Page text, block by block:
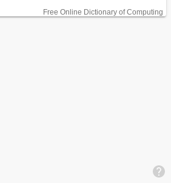
Free Online Dictionary of Computing